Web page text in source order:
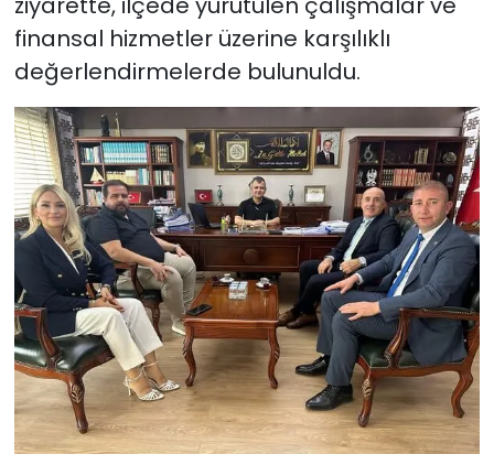
finansal hizmetler üzerine karşılıklı
değerlendirmelerde bulunuldu.